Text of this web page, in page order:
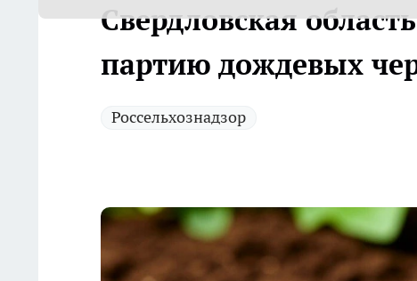
Свердловская
партию дождевых
Россельхознадзор